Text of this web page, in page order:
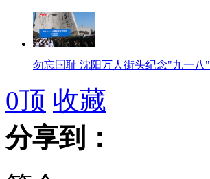
勿忘国耻 沈阳万人街头纪念"九一八"
11艘中国公务船驶入钓鱼岛海域
0顶 收藏
分享到：